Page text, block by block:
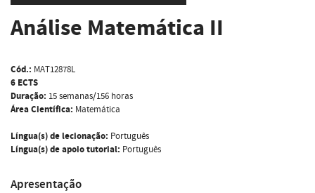
Análise Matemática II
Cód.: MAT12878L
6 ECTS
Duração: 15 semanas/156 horas
Área Científica: Matemática
Língua(s) de lecionação: Português
Língua(s) de apoio tutorial: Português
Apresentação